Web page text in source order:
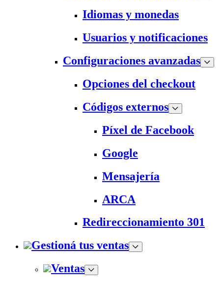
Idiomas y monedas
Usuarios y notificaciones
Configuraciones avanzadas
Opciones del checkout
Códigos externos
Píxel de Facebook
Google
Mensajería
ARCA
Redireccionamiento 301
Gestioná tus ventas
Ventas